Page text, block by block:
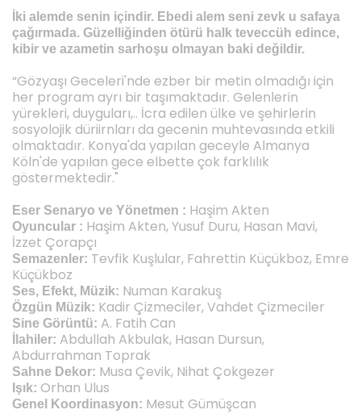
İki alemde senin içindir. Ebedi alem seni zevk u safaya
çağırmada. Güzelliğinden ötürü halk teveccüh edince,
kibir ve azametin sarhoşu olmayan baki değildir.
“Gözyaşı Geceleri'nde ezber bir metin olmadığı için
her program ayrı bir taşımaktadır. Gelenlerin
yürekleri, duyguları,.. İcra edilen ülke ve şehirlerin
sosyolojik düriirnları da gecenin muhtevasında etkili
olmaktadır. Konya'da yapılan geceyle Almanya
Köln'de yapılan gece elbette çok farklılık
göstermektedir."
Eser Senaryo ve Yönetmen : Haşim Akten
Oyuncular : Haşim Akten, Yusuf Duru, Hasan Mavi,
İzzet Çorapçı
Semazenler: Tevfik Kuşlular, Fahrettin Küçükboz, Emre
Küçükboz
Ses, Efekt, Müzik: Numan Karakuş
Özgün Müzik: Kadir Çizmeciler, Vahdet Çizmeciler
Sine Görüntü: A. Fatih Can
İlahiler: Abdullah Akbulak, Hasan Dursun,
Abdurrahman Toprak
Sahne Dekor: Musa Çevik, Nihat Çokgezer
Işık: Orhan Ulus
Genel Koordinasyon: Mesut Gümüşcan